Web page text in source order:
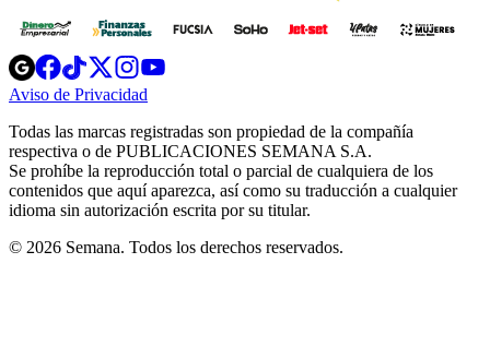
Opens
in
new
Opens
in
new
Opens
in
new
window
Opens
new
windowwindow
Aviso de Privacidad
new
window
Todas las marcas registradas son propiedad de la compañía
respectiva o de PUBLICACIONES SEMANA S.A.
Se prohíbe la reproducción total o parcial de cualquiera de los
contenidos que aquí aparezca, así como su traducción a cualquier
idioma sin autorización escrita por su titular.
© 2026 Semana. Todos los derechos reservados.